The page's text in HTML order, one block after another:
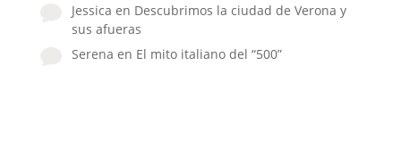
Jessica en Descubrimos la ciudad de Verona y
sus afueras
Serena en El mito italiano del “500”